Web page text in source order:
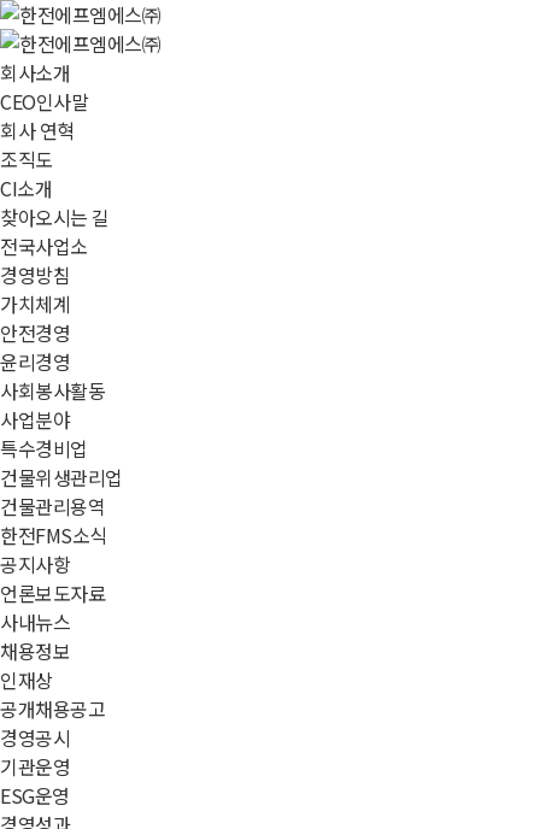
회사소개
CEO인사말
회사 연혁
조직도
CI소개
찾아오시는 길
전국사업소
경영방침
가치체계
안전경영
윤리경영
사회봉사활동
사업분야
특수경비업
건물위생관리업
건물관리용역
한전FMS소식
공지사항
언론보도자료
사내뉴스
채용정보
인재상
공개채용공고
경영공시
기관운영
ESG운영